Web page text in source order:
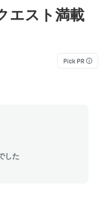
エスト満載
した